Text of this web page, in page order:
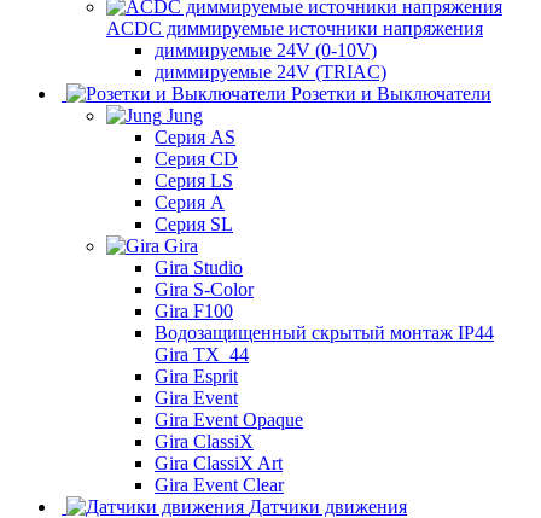
ACDC диммируемые источники напряжения
диммируемые 24V (0-10V)
диммируемые 24V (TRIAC)
Розетки и Выключатели
Jung
Серия AS
Серия CD
Серия LS
Серия A
Серия SL
Gira
Gira Studio
Gira S-Color
Gira F100
Водозащищенный скрытый монтаж IP44
Gira TX_44
Gira Esprit
Gira Event
Gira Event Opaque
Gira ClassiX
Gira ClassiX Art
Gira Event Clear
Датчики движения